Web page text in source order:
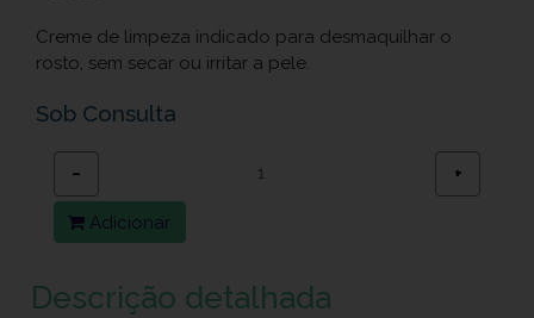
Creme de limpeza indicado para desmaquilhar o
rosto, sem secar ou irritar a pele.
Sob Consulta
− +
Adicionar
Descrição detalhada